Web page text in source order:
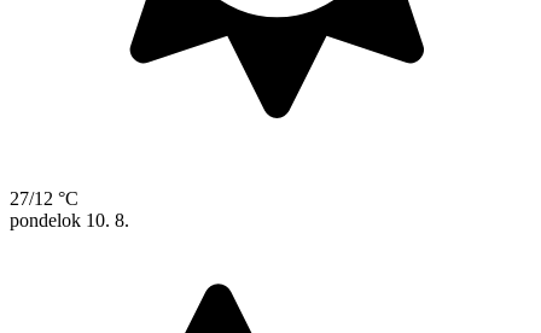
27/12 °C
pondelok 10. 8.